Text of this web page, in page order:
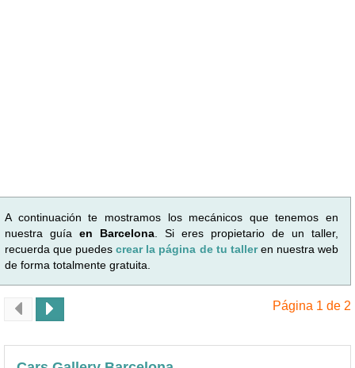
A continuación te mostramos los mecánicos que tenemos en
nuestra guía en Barcelona . Si eres propietario de un taller,
recuerda que puedescrear la página de tu talleren nuestra web
de forma totalmente gratuita.
Página 1 de 2